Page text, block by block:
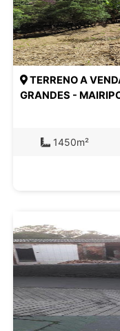
TERRENO A
GRANDES -
1450m²